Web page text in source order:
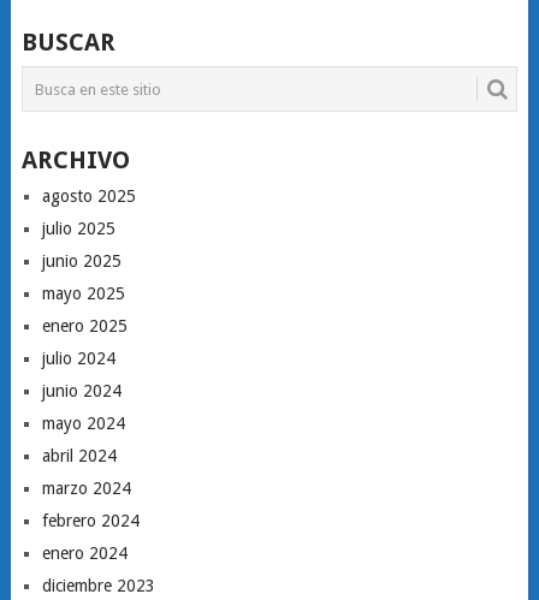
BUSCAR
ARCHIVO
agosto 2025
julio 2025
junio 2025
mayo 2025
enero 2025
julio 2024
junio 2024
mayo 2024
abril 2024
marzo 2024
febrero 2024
enero 2024
diciembre 2023